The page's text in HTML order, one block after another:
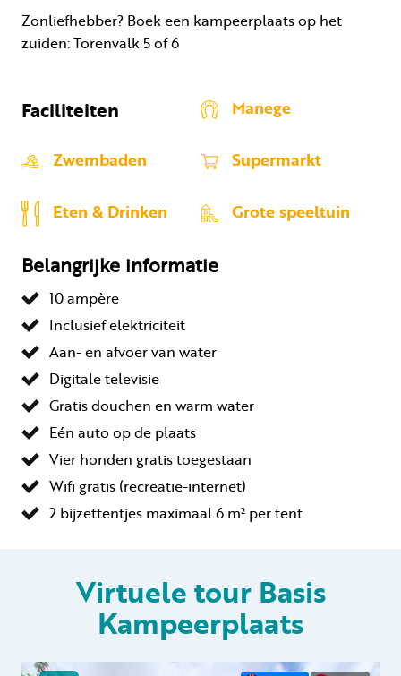
Zonliefhebber? Boek een kampeerplaats op het
zuiden: Torenvalk 5 of 6
Faciliteiten Manege
Zwembaden Supermarkt
Eten & Drinken Grote speeltuin
Belangrijke informatie
10 ampère
Inclusief elektriciteit
Aan- en afvoer van water
Digitale televisie
Gratis douchen en warm water
Eén auto op de plaats
Vier honden gratis toegestaan
Wifi gratis (recreatie-internet)
2 bijzettentjes maximaal 6 m² per tent
Virtuele tour Basis
Kampeerplaats